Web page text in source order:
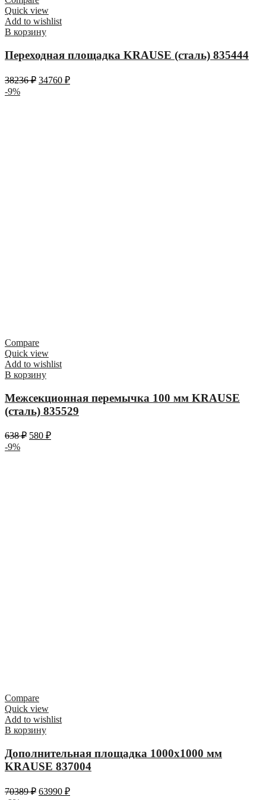
Quick view
Add to wishlist
В корзину
Переходная площадка KRAUSE (сталь) 835444
38236₽ 34760 ₽
-9%
Compare
Quick view
Add to wishlist
В корзину
Межсекционная перемычка 100 мм KRAUSE
(сталь) 835529
638₽ 580 ₽
-9%
Compare
Quick view
Add to wishlist
В корзину
Дополнительная площадка 1000х1000 мм
KRAUSE 837004
70389₽ 63990 ₽